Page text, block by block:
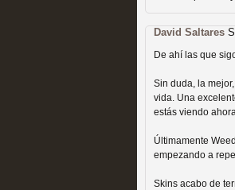
Fin de
MOLTISANTI
David Saltares
De ahí las que
Sin duda, la
vida. Una
estás viendo
Últimamente
empezando a
Skins acabo de